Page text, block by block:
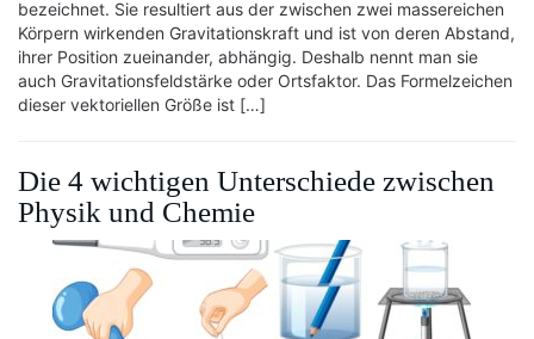
bezeichnet. Sie resultiert aus der zwischen zwei massereichen
Körpern wirkenden Gravitationskraft und ist von deren Abstand,
ihrer Position zueinander, abhängig. Deshalb nennt man sie
auch Gravitationsfeldstärke oder Ortsfaktor. Das Formelzeichen
dieser vektoriellen Größe ist […]
Die 4 wichtigen Unterschiede zwischen
Physik und Chemie